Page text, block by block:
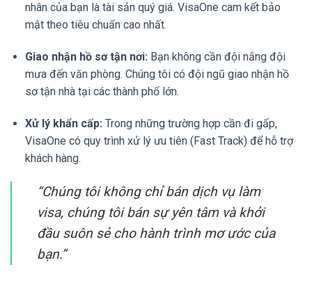
nhân của bạn là tài sản quý giá. VisaOne cam kết bảo
mật theo tiêu chuẩn cao nhất.
Giao nhận hồ sơ tận nơi: Bạn không cần đội nắng đội
mưa đến văn phòng. Chúng tôi có đội ngũ giao nhận hồ
sơ tận nhà tại các thành phố lớn.
Xử lý khẩn cấp: Trong những trường hợp cần đi gấp,
VisaOne có quy trình xử lý ưu tiên (Fast Track) để hỗ trợ
khách hàng.
“Chúng tôi không chỉ bán dịch vụ làm
visa, chúng tôi bán sự yên tâm và khởi
đầu suôn sẻ cho hành trình mơ ước của
bạn.”